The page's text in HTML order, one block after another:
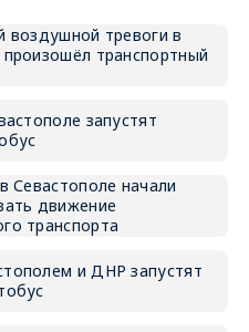
воздушной тревоги в
транспортный
запустят
Севастополе начали
движение
транспорта
и ДНР запустят